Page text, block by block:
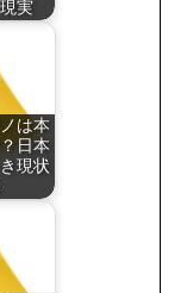
実
は本
日本
現状